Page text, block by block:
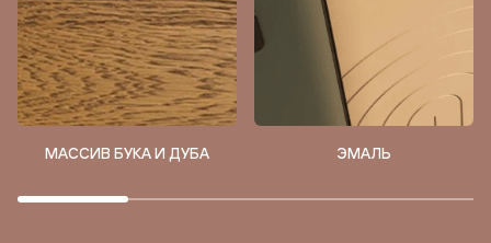
МАССИВ БУКА И ДУБА ЭМАЛЬ